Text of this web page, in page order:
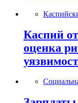
Каспий
оценка